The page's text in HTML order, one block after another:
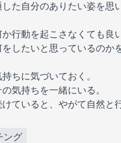
た自分のありたい姿を思
行動を起こさなくても良
をしたいと思っているのか
ちに気づいておく。
気持ちを一緒にいる。
ていると、やがて自然と
ング